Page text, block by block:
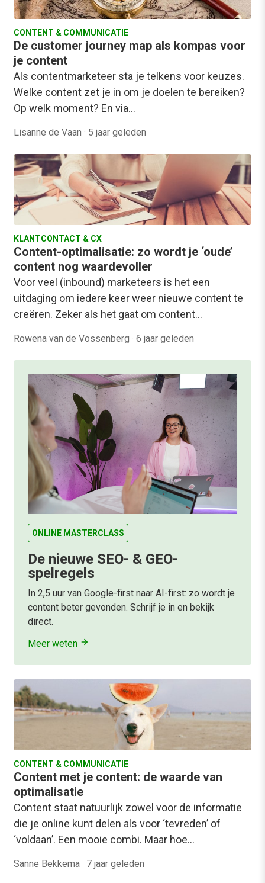
CONTENT & COMMUNICATIE
De customer journey map als kompas voor
je content
Als contentmarketeer sta je telkens voor keuzes.
Welke content zet je in om je doelen te bereiken?
Op welk moment? En via…
Lisanne de Vaan · 5 jaar geleden
KLANTCONTACT & CX
Content-optimalisatie: zo wordt je ‘oude’
content nog waardevoller
Voor veel (inbound) marketeers is het een
uitdaging om iedere keer weer nieuwe content te
creëren. Zeker als het gaat om content…
Rowena van de Vossenberg · 6 jaar geleden
ONLINE MASTERCLASS
De nieuwe SEO- & GEO-
spelregels
In 2,5 uur van Google-first naar AI-first: zo wordt je
content beter gevonden. Schrijf je in en bekijk
direct.
Meer weten
CONTENT & COMMUNICATIE
Content met je content: de waarde van
optimalisatie
Content staat natuurlijk zowel voor de informatie
die je online kunt delen als voor ‘tevreden’ of
‘voldaan’. Een mooie combi. Maar hoe…
Sanne Bekkema · 7 jaar geleden